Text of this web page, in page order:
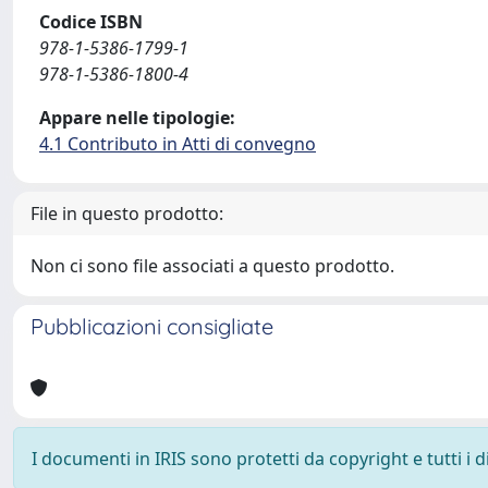
Codice ISBN
978-1-5386-1799-1
978-1-5386-1800-4
Appare nelle tipologie:
4.1 Contributo in Atti di convegno
File in questo prodotto:
Non ci sono file associati a questo prodotto.
Pubblicazioni consigliate
I documenti in IRIS sono protetti da copyright e tutti i